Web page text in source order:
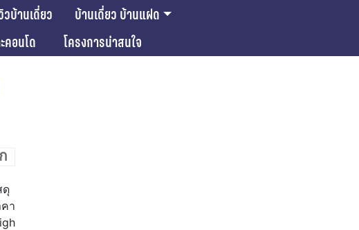
วบ้านเดี่ยว
บ้านเดี่ยว บ้านแฝด
คอนโด โครงการน่าสนใจ
Reset
font
ก
ดุ
า